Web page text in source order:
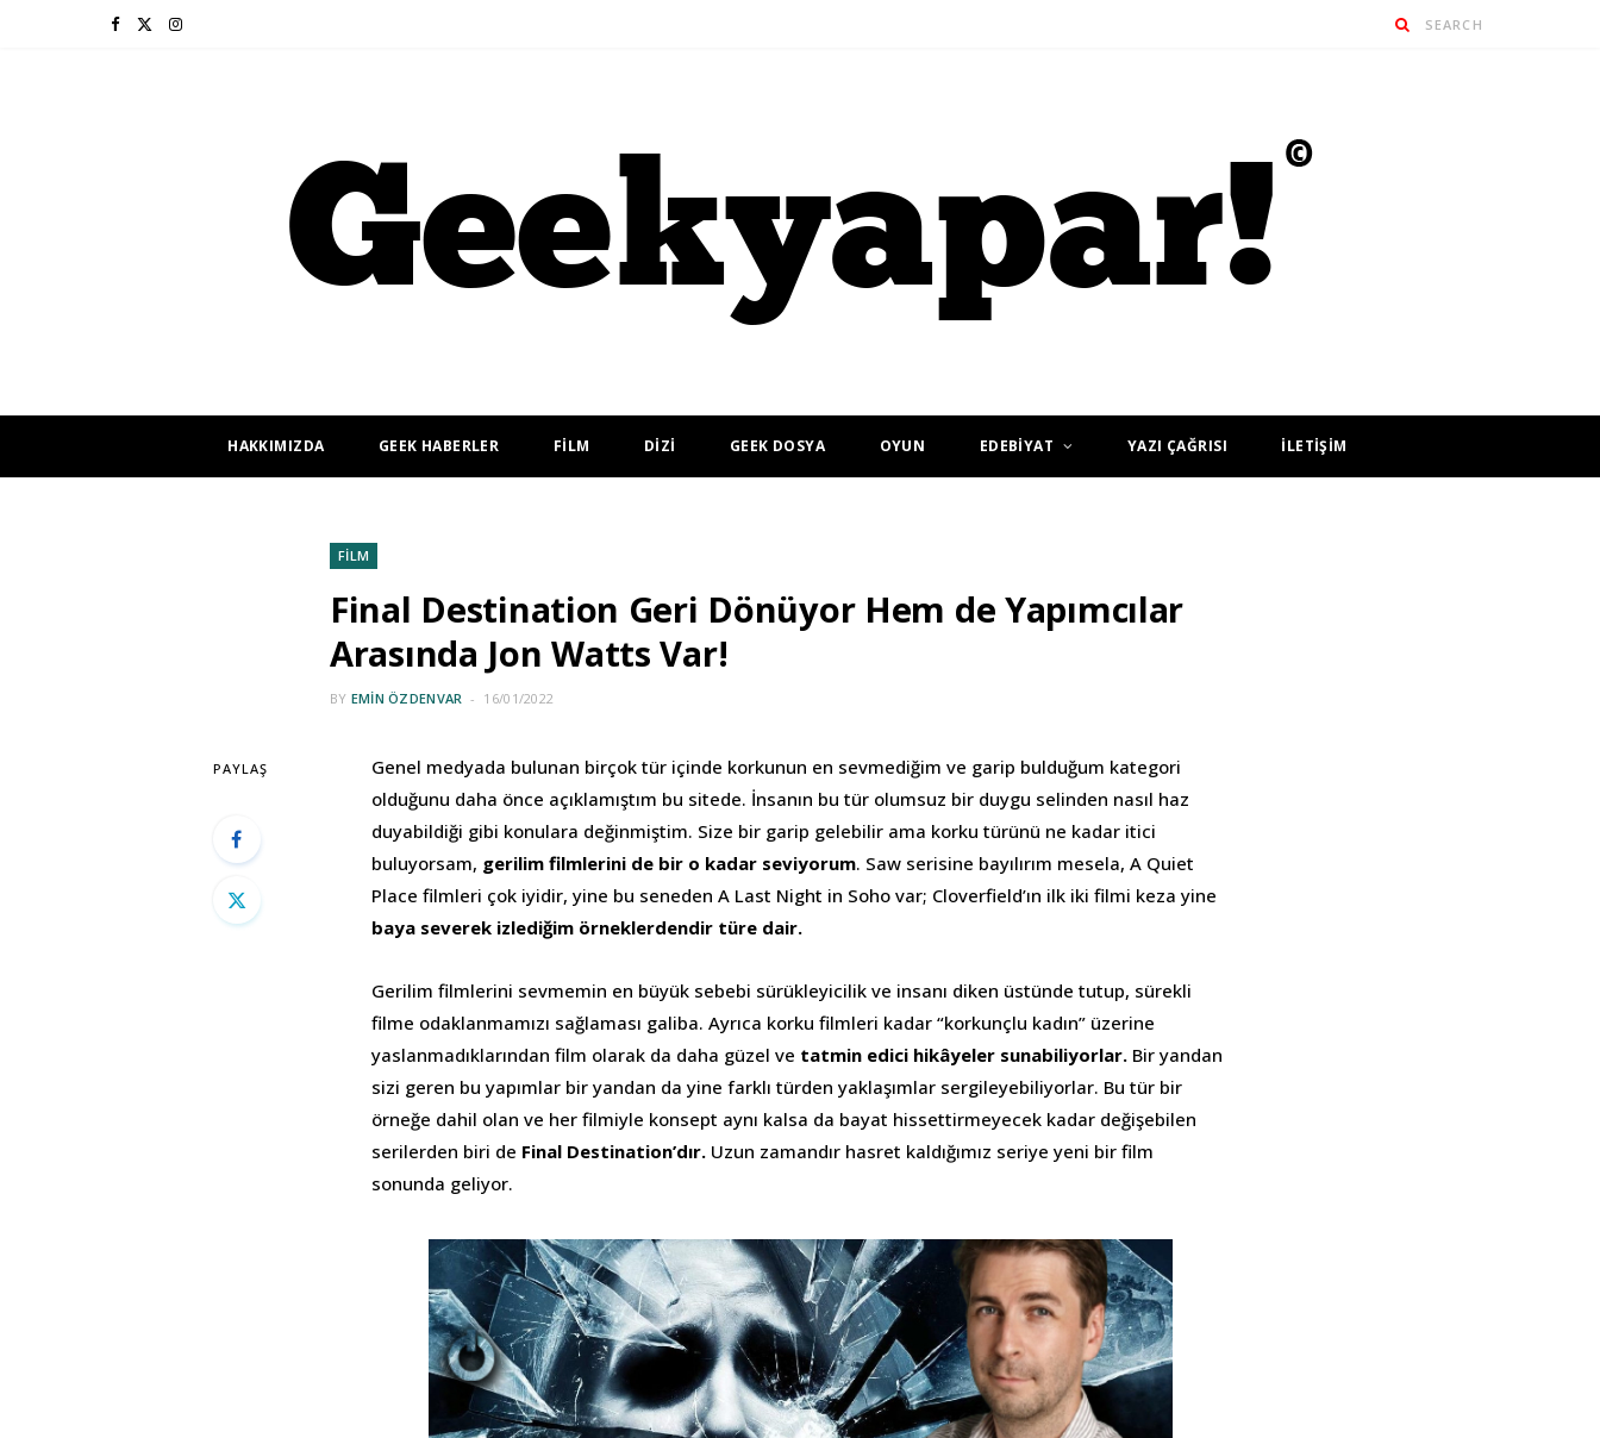
F I
HAKKIMIZDA GEEK HABERLER FİLM DİZİ GEEK DOSYA OYUN EDEBİYAT YAZI ÇAĞRISI İLETİŞİM
FİLM
Final Destination Geri Dönüyor Hem de Yapımcılar
Arasında Jon Watts Var!
BY EMIN ÖZDENVAR 16/01/2022
PAYLAŞ
Genel medyada bulunan birçok tür içinde korkunun en sevmediğim ve garip bulduğum kategori
olduğunu daha önce açıklamıştım bu sitede. İnsanın bu tür olumsuz bir duygu selinden nasıl haz
duyabildiği gibi konulara değinmiştim. Size bir garip gelebilir ama korku türünü ne kadar itici
buluyorsam, gerilim filmlerini de bir o kadar seviyorum. Saw serisine bayılırım mesela, A Quiet
Place filmleri çok iyidir, yine bu seneden A Last Night in Soho var; Cloverfield’ın ilk iki filmi keza yine
baya severek izlediğim örneklerdendir türe dair.
Gerilim filmlerini sevmemin en büyük sebebi sürükleyicilik ve insanı diken üstünde tutup, sürekli
filme odaklanmamızı sağlaması galiba. Ayrıca korku filmleri kadar “korkunçlu kadın” üzerine
yaslanmadıklarından film olarak da daha güzel ve tatmin edici hikâyeler sunabiliyorlar. Bir yandan
sizi geren bu yapımlar bir yandan da yine farklı türden yaklaşımlar sergileyebiliyorlar. Bu tür bir
örneğe dahil olan ve her filmiyle konsept aynı kalsa da bayat hissettirmeyecek kadar değişebilen
serilerden biri de Final Destination’dır. Uzun zamandır hasret kaldığımız seriye yeni bir film
sonunda geliyor.